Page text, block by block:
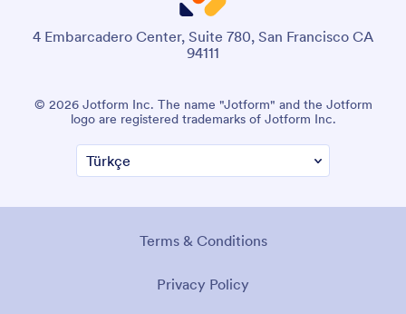
4 Embarcadero Center, Suite 780, San Francisco CA
94111
© 2026 Jotform Inc. The name "Jotform" and the Jotform
logo are registered trademarks of Jotform Inc.
Terms & Conditions
Privacy Policy